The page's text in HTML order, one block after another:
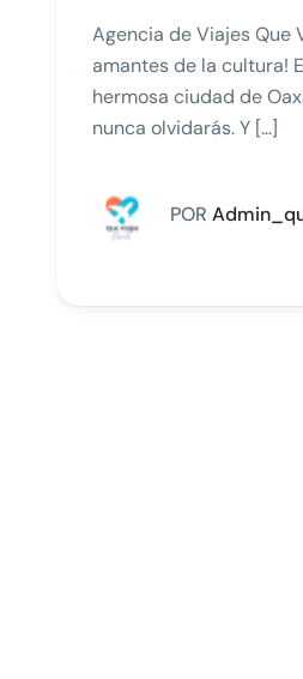
Agencia de Viajes Que
amantes de la cultura!
hermosa ciudad de
nunca olvidarás. Y […]
POR